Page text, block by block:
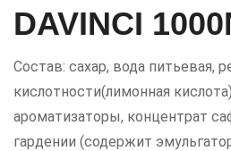
DAVINCI
Состав: сахар, вода питьевая,
кислотности(лимонная
ароматизаторы, концентрат
гардении (содержит